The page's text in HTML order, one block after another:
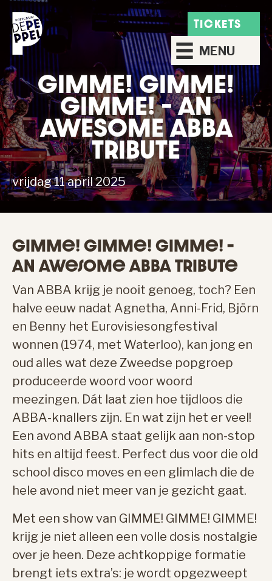
TICKETS
MENU
GIMME! GIMME!
GIMME! – AN
AWESOME ABBA
TRIBUTE
vrijdag 11 april 2025
Gimme! Gimme! Gimme! –
An Awesome ABBA Tribute
Van ABBA krijg je nooit genoeg, toch? Een
halve eeuw nadat Agnetha, Anni-Frid, Björn
en Benny het Eurovisiesongfestival
wonnen (1974, met Waterloo), kan jong en
oud alles wat deze Zweedse popgroep
produceerde woord voor woord
meezingen. Dát laat zien hoe tijdloos die
ABBA-knallers zijn. En wat zijn het er veel!
Een avond ABBA staat gelijk aan non-stop
hits en altijd feest. Perfect dus voor die old
school disco moves en een glimlach die de
hele avond niet meer van je gezicht gaat.
Met een show van GIMME! GIMME! GIMME!
krijg je niet alleen een volle dosis nostalgie
over je heen. Deze achtkoppige formatie
brengt iets extra’s: je wordt opgezweept